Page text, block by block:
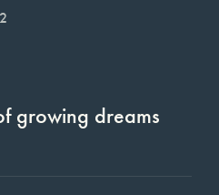
growing dreams